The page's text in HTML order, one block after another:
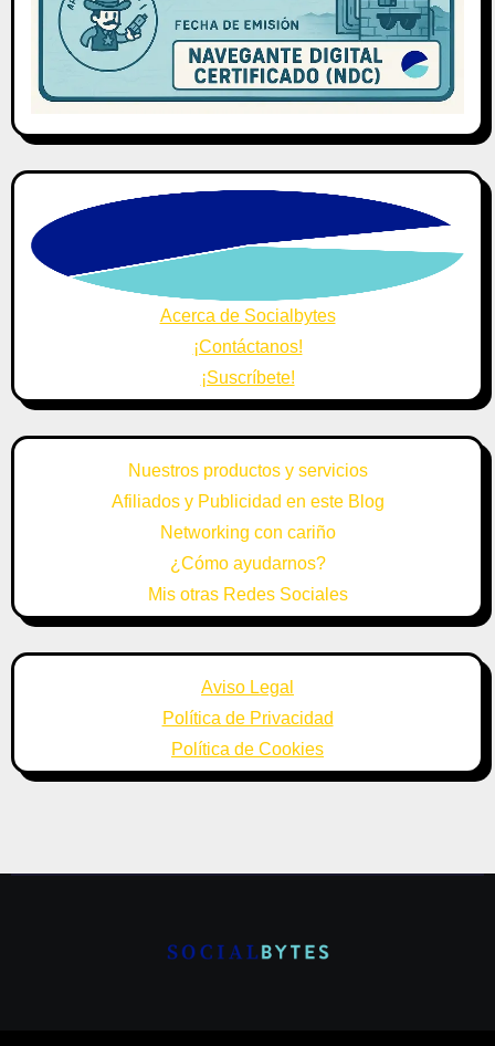
Acerca de Socialbytes
¡Contáctanos!
¡Suscríbete!
Nuestros productos y servicios
Afiliados y Publicidad en este Blog
Networking con cariño
¿Cómo ayudarnos?
Mis otras Redes Sociales
Aviso Legal
Política de Privacidad
Política de Cookies